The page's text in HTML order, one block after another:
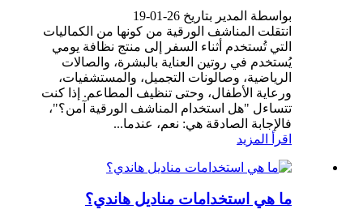
بواسطة المدير بتاريخ 26-01-19
انتقلت المناشف الورقية من كونها من الكماليات
التي تُستخدم أثناء السفر إلى منتج نظافة يومي
يُستخدم في روتين العناية بالبشرة، والصالات
الرياضية، وصالونات التجميل، والمستشفيات،
ورعاية الأطفال، وحتى تنظيف المطاعم. إذا كنت
تتساءل "هل استخدام المناشف الورقية آمن؟"،
فالإجابة الصادقة هي: نعم، عندما...
اقرأ المزيد
ما هي استخدامات مناديل هاندي؟